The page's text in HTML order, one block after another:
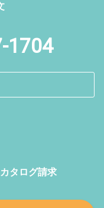
1704
タログ請求